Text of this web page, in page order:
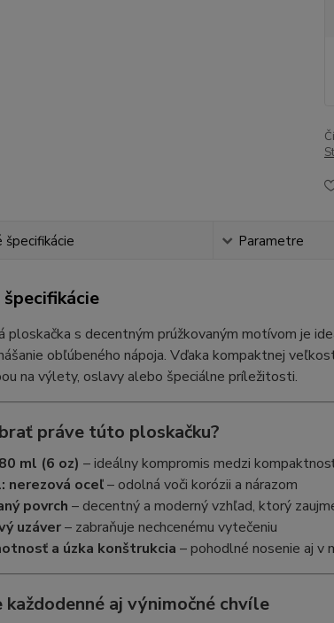
Parametre
ploskačka s decentným prúžkovaným motívom je
obľúbeného nápoja. Vďaka kompaktnej
na výlety, oslavy alebo špeciálne príležitosti.
práve túto ploskačku?
ml (6 oz) – ideálny kompromis medzi
nerezová oceľ– odolná voči korózii a nárazom
povrch – decentný a moderný vzhľad, ktorý
uzáver– zabraňuje nechcenému vytečeniu
a úzka konštrukcia – pohodlné nosenie aj v
každodenné aj výnimočné chvíle